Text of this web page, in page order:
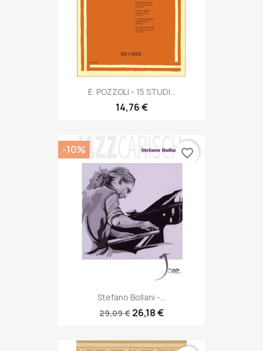
E. POZZOLI - 15 STUDI...
14,76 €
Stefano Bollani -...
29,09 € 26,18 €
-10% favorite_border